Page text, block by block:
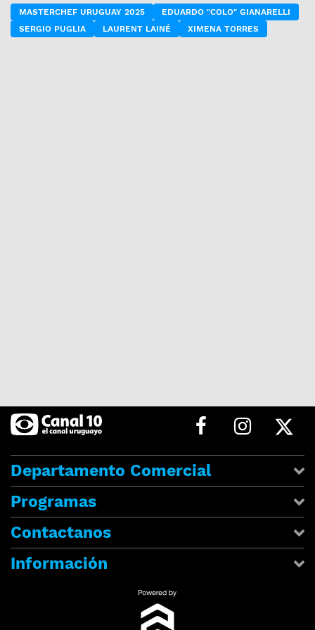
MASTERCHEF URUGUAY 2025
EDUARDO "COLO" GIANARELLI
SERGIO PUGLIA
LAURENT LAINÉ XIMENA TORRES
Departamento Comercial
Programas
Contactanos
Información